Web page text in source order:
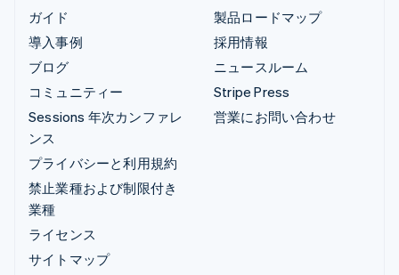
ガイド
導入事例
ブログ
コミュニティー
Sessions 年次カンファレ
ンス
プライバシーと利用規約
禁止業種および制限付き
業種
ライセンス
サイトマップ
製品ロードマップ
採用情報
ニュースルーム
Stripe Press
営業にお問い合わせ